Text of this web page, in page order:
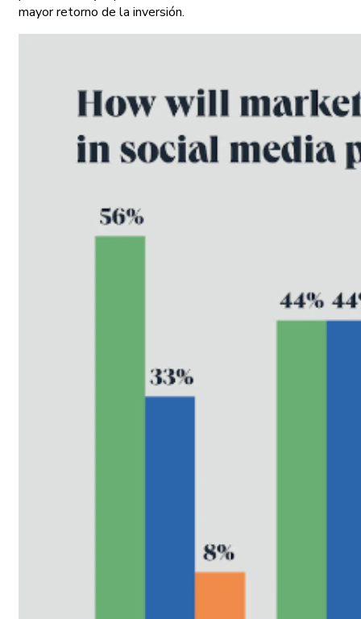
mayor retorno de la inversión.